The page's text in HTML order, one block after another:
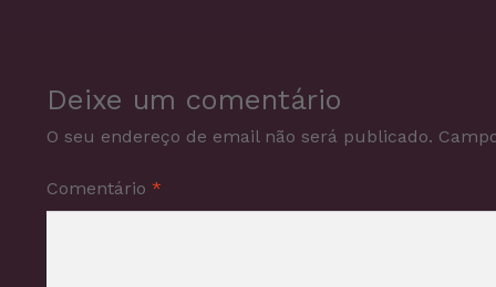
Deixe um comentário
O seu endereço de email não será publicado.
Comentário *